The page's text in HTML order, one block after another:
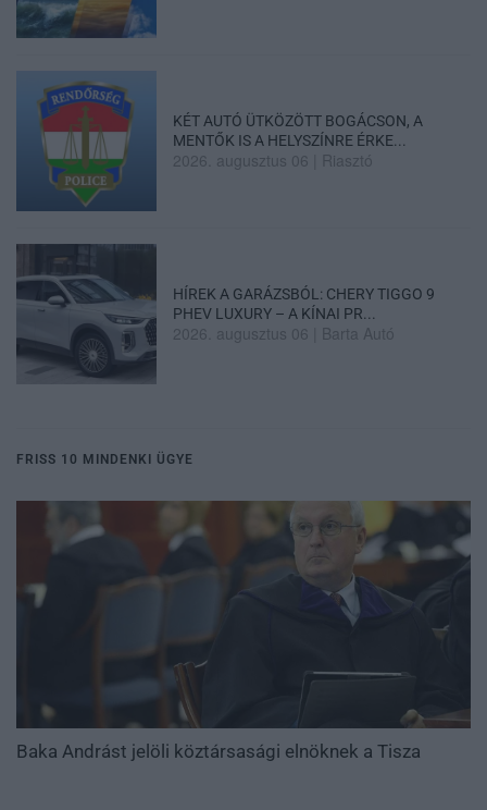
KÉT AUTÓ ÜTKÖZÖTT BOGÁCSON, A
MENTŐK IS A HELYSZÍNRE ÉRKE...
2026. augusztus 06 Riasztó
HÍREK A GARÁZSBÓL: CHERY TIGGO 9
PHEV LUXURY – A KÍNAI PR...
2026. augusztus 06 Barta Autó
FRISS 10 MINDENKI ÜGYE
Baka Andrást jelöli köztársasági elnöknek a Tisza